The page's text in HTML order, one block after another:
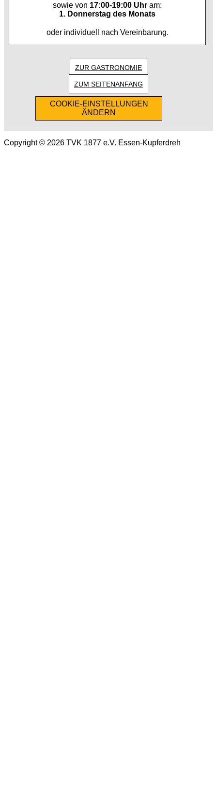
sowie von 17:00-19:00 Uhr am:
1. Donnerstag des Monats
oder individuell nach Vereinbarung.
ZUR GASTRONOMIE
ZUM SEITENANFANG
COOKIE-EINSTELLUNGEN
ÄNDERN
Copyright © 2026 TVK 1877 e.V. Essen-Kupferdreh